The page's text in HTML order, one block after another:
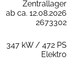
Zentrallager
ab ca. 12.08.2026
2673302
347 kW / 472 PS
Elektro